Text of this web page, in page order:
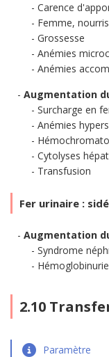
Carence
Femme,
Grossesse
Anémies
Anémies
Augmentation
Surcharge en
Anémies
Cytolyses
Transfusion
Fer urinaire :
Augmentation
Syndrome
2.10
Paramètre